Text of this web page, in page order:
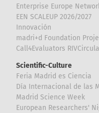
Enterprise Europe
EEN SCALEUP 2026/2027
Innovación
madri+d Foundation
Call4Evaluators
Scientific-Culture
Feria Madrid es Ciencia
Día Internacional de las
Madrid Science Week
European Researchers'